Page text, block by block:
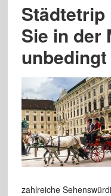
Städtetrip
Sie in der
zahlreiche